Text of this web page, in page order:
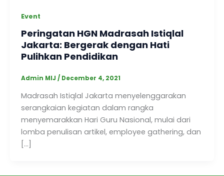
Event
Peringatan HGN Madrasah Istiqlal
Jakarta: Bergerak dengan Hati
Pulihkan Pendidikan
Admin MIJ / December 4, 2021
Madrasah Istiqlal Jakarta menyelenggarakan
serangkaian kegiatan dalam rangka
menyemarakkan Hari Guru Nasional, mulai dari
lomba penulisan artikel, employee gathering, dan
[…]